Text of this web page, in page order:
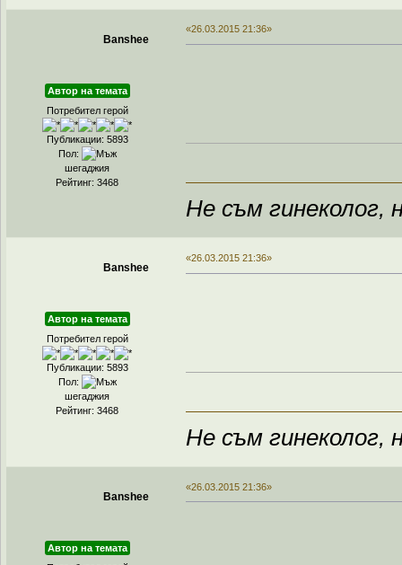
Banshee
Автор на темата
Потребител герой
Публикации: 5893
Пол:
шегаджия
Рейтинг: 3468
«26.03.2015 21:36»
Не съм гинеколог,
Banshee
Автор на темата
Потребител герой
Публикации: 5893
Пол:
шегаджия
Рейтинг: 3468
«26.03.2015 21:36»
Не съм гинеколог,
Banshee
Автор на темата
«26.03.2015 21:36»